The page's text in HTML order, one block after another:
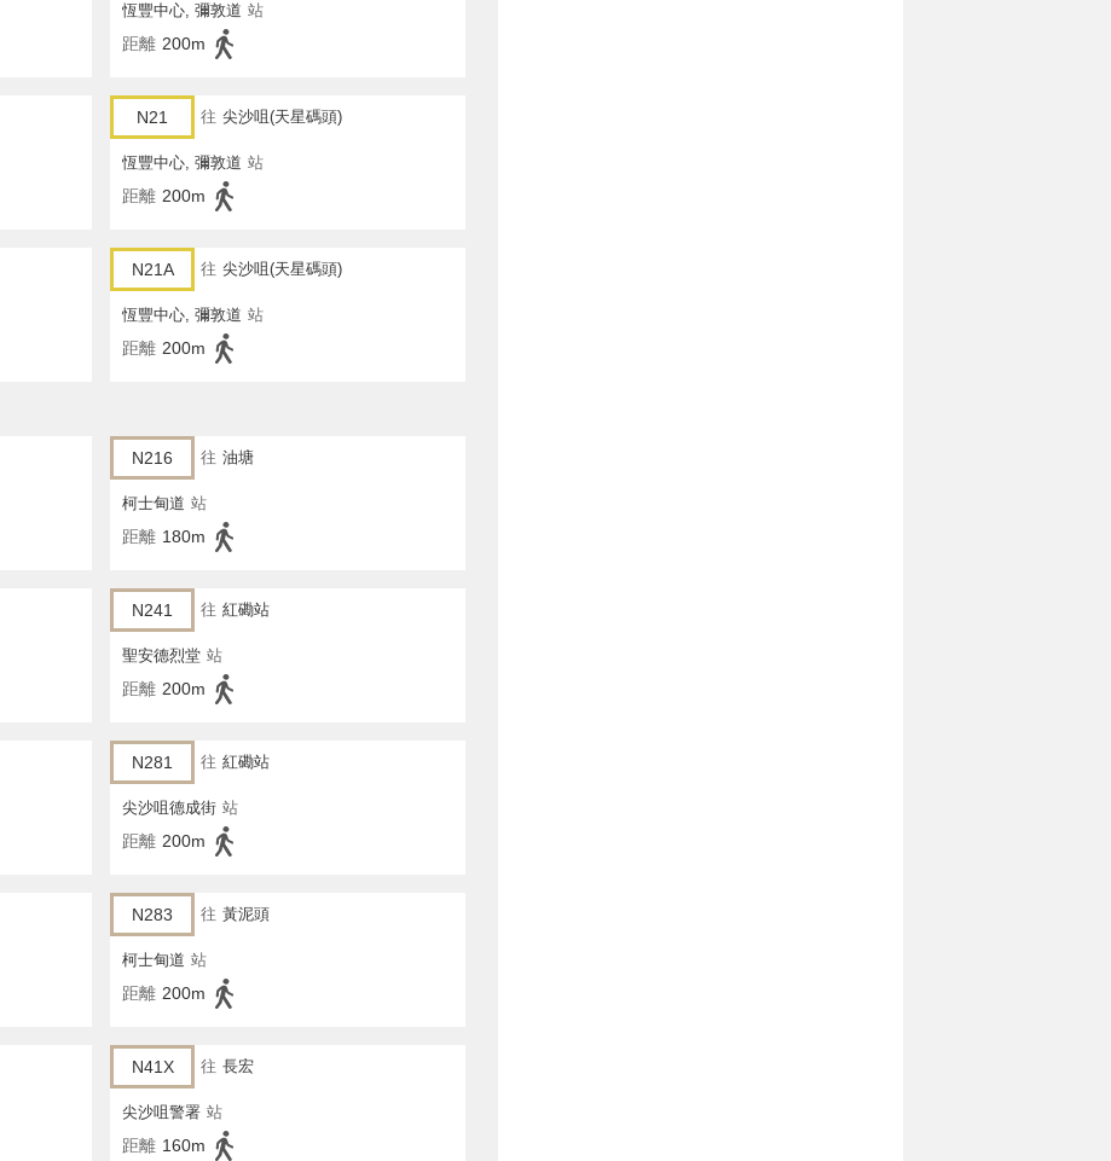
恆豐中心, 彌敦道 站
距離 200m
N21 往 尖沙咀(天星碼頭)
恆豐中心, 彌敦道 站
距離 200m
N21A 往 尖沙咀(天星碼頭)
恆豐中心, 彌敦道 站
距離 200m
N216 往 油塘
柯士甸道 站
距離 180m
N241 往 紅磡站
聖安德烈堂 站
距離 200m
N281 往 紅磡站
尖沙咀德成街 站
距離 200m
N283 往 黃泥頭
柯士甸道 站
距離 200m
N41X 往 長宏
尖沙咀警署 站
距離 160m